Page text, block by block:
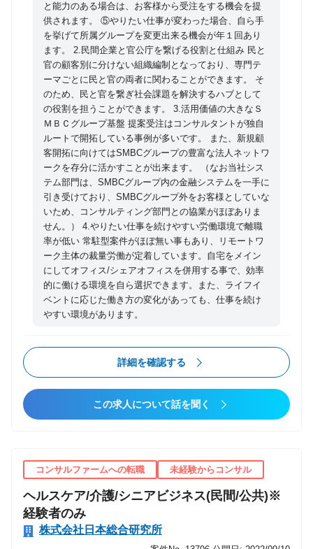
進出支援 ・その他企業の地方創生にかかる事業開発コ
ンサルティング ・政策提言・官民連携支援 ・産学連
携による都市基盤 維持・地域活性化支援 2.社会インフ
ラ×まちづくり領域 近年の社会経済情勢の断続的変化
（ex. 人口減少、広域災害、技術革新）を捉え、社
会・環境インフラ分野の社会課題の解決に向けて、統
合的な政策・事業パッケージを構想・実装し、官民一
体でのイノベーション実現に貢献します。 社会環境イ
ンフラ分野における官民協働事業に係る政策立案・事
業化支援により、地域の強みに根差した公共サービス
を実装していくため、具体的には以下領域のコンサル
ティングを行っています。 （1）インフラPPP 廃棄物
処理や上下水道、道路について、PFI/PPP、コンセッ
ション、官民共同会社等の事業化支援の実施 （2）DX
事業 インフラPPPの事業価値向上、地域への価値創出
に向けたデジタル活用に係るフィージビリティ・スタ
ディや事業立ち上げ支援の実施 3.官民共創型事業×ま
ちづくり領域 （1）ビジョン 人口減少や地域の活力低
下とともに、AI/IoT時代において、「まち（都市）」
で、新たな社会要請をとらえながら、「まちづくり＝
地域/社会の課題を解決する『まちと仕組みをデザイ
ン』する」ことを目指し、「人々の創造性を喚起する
公共空間を核としたまちづくり」「官民共創による新
性を活用して、まち、建築、及び運営/サービスまでを
含む事業全体の「デザイン」と「ﾌﾟﾗﾝﾆﾝｸﾞ」から、事
業化までの一貫したコンサルティング支援。PPP/PFI
の事業化アドバイザリー実績と蓄積された専門性を踏
まえた、官民共創型、運営重視型の事業創出/アドバイ
と能力のある場合は、お客様から受注をする機会を提
供されます。 ⑤やりたい仕事が変わった場合、自ら手
を挙げて所属グループを変更出来る機会が年１回あり
ます。 2.民間企業と官公庁を繋げる役割と仕組み 民と
官の顧客別に分けない組織編制となっており、専門テ
ーマごとに民と官の両者に関わることができます。 そ
のため、民と官を繋ぎ社会課題を解決するハブとして
の役割を担うことができます。 3.活用価値の大きなＳ
ＭＢＣグループ基盤 提案受注はコンサルタントが独自
ルートで開拓している事例が多いです。 また、新規顧
客開拓に向けてはSMBCグループの豊富な法人ネットワ
ークを存分に活かすことが出来ます。 （なお当社シス
テム部門は、SMBCグループ内の金融システムを一手に
引き受けており、SMBCグループ外をお客様としていな
いため、コンサルティング部門との協業がほぼありま
せん。） 4.やりたい仕事を続けやすい労働環境で離職
率が低い 常駐型案件がほぼ無い事もあり、リモートワ
ーク主体の裁量労働が定着しています。自宅をメイン
にしてオフィス/シェアオフィスを併用する事で、効率
的に働ける環境を自ら選択できます。また、ライフイ
ベントに応じた働き方の変化があっても、仕事を続け
やすい環境があります。
詳細を確認する
この求人について話を聞く
コンサルファームへの転職 未経験からコンサル
ヘルスケア/介護/シニアビジネス(民間/公共)※
経験者のみ
株式会社日本総合研究所